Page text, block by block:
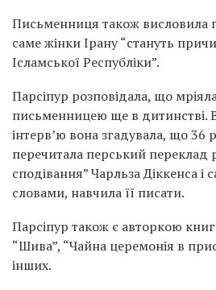
Письменниця також висловила
саме жінки Ірану “стануть
Ісламської Республіки”.
Парсіпур розповідала, що
письменницею ще в дитинстві.
інтерв’ю вона згадувала, що 36
перечитала перський переклад
сподівання” Чарльза Діккенса і
словами, навчила її писати.
Парсіпур також є авторкою
“Шива”, “Чайна церемонія в
інших.